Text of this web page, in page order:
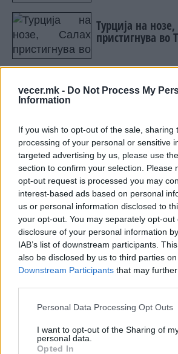
vecer.mk - Do Not Process My
Information
If you wish to opt-out of the sale, sharing
processing of your personal or sensitive
targeted advertising by us, please use
section to confirm your selection. Please
opt-out request is processed you may
interest-based ads based on personal
us or personal information disclosed to
your opt-out. You may separately opt-
disclosure of your personal information
IAB’s list of downstream participants.
also be disclosed by us to third parties
Downstream Participants that may
Personal Data Processing Opt Outs
I want to opt-out of the Sharing of
personal data.
Opted In
Турција на
пристигнува во
Ахмети кажа што
СЛУШАМ, САКААТ
ЗА ВОЕНИТЕ
УЧК...
ИСТОРИСКО
МАКЕДОНЦИТЕ ВО
ФОРМИРАН
НАЦИОНАЛЕН СОЈУЗ
ТЕЖОК ДЕН И ЈАВНО
ДЕМОЛИРАЊЕ НА
Мицкоски откри
човекот појма
итно ја
одлука“
ТЕМПЕРАТУРАТА ВО
БИДЕ ЗА НА ЛЕКАР, а